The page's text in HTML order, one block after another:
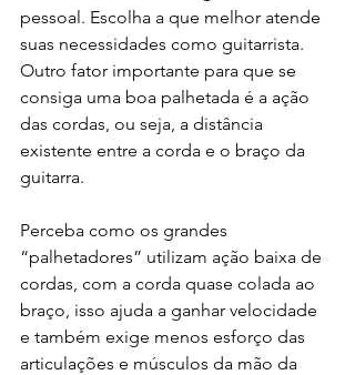
pessoal. Escolha a que melhor atende
suas necessidades como guitarrista.
Outro fator importante para que se
consiga uma boa palhetada é a ação
das cordas, ou seja, a distância
existente entre a corda e o braço da
guitarra.
Perceba como os grandes
“palhetadores” utilizam ação baixa de
cordas, com a corda quase colada ao
braço, isso ajuda a ganhar velocidade
e também exige menos esforço das
articulações e músculos da mão da